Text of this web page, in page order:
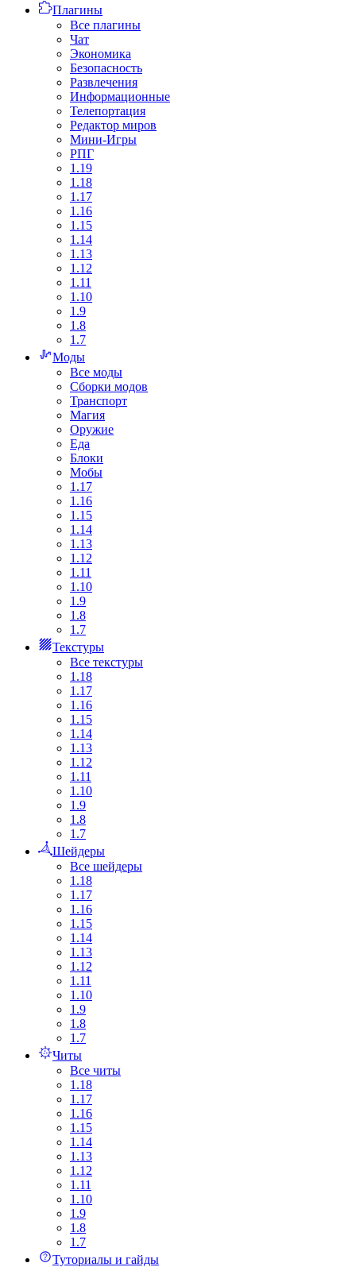
Плагины
Все плагины
Чат
Экономика
Безопасность
Развлечения
Информационные
Телепортация
Редактор миров
Мини-Игры
РПГ
1.19
1.18
1.17
1.16
1.15
1.14
1.13
1.12
1.11
1.10
1.9
1.8
1.7
Моды
Все моды
Сборки модов
Транспорт
Магия
Оружие
Еда
Блоки
Мобы
1.17
1.16
1.15
1.14
1.13
1.12
1.11
1.10
1.9
1.8
1.7
Текстуры
Все текстуры
1.18
1.17
1.16
1.15
1.14
1.13
1.12
1.11
1.10
1.9
1.8
1.7
Шейдеры
Все шейдеры
1.18
1.17
1.16
1.15
1.14
1.13
1.12
1.11
1.10
1.9
1.8
1.7
Читы
Все читы
1.18
1.17
1.16
1.15
1.14
1.13
1.12
1.11
1.10
1.9
1.8
1.7
Туториалы и гайды